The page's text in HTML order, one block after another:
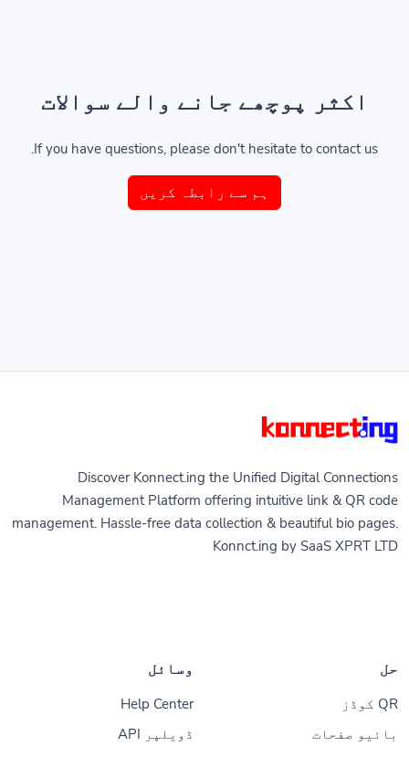
اکثر پوچھے جانے والے سوالات
If you have questions, please don't hesitate to contact us.
ہم سے رابطہ کریں
Discover Konnect.ing the Unified Digital Connections
Management Platform offering intuitive link & QR code
management. Hassle-free data collection & beautiful bio pages.
Konnct.ing by SaaS XPRT LTD
حل
QR کوڈز
بائیو صفحات
وسائل
Help Center
ڈویلپر API